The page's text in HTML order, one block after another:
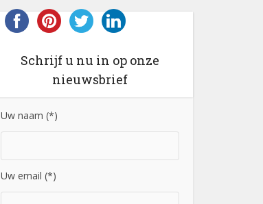
Schrijf u nu in op onze
nieuwsbrief
Uw naam (*)
Uw email (*)